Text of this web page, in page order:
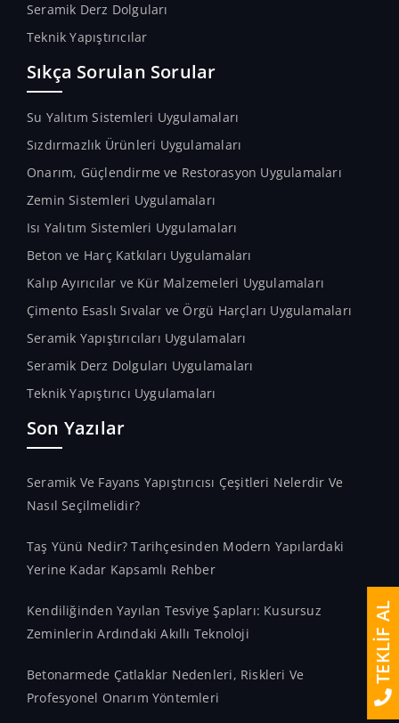
Seramik Derz Dolguları
Teknik Yapıştırıcılar
Sıkça Sorulan Sorular
Su Yalıtım Sistemleri Uygulamaları
Sızdırmazlık Ürünleri Uygulamaları
Onarım, Güçlendirme ve Restorasyon Uygulamaları
Zemin Sistemleri Uygulamaları
Isı Yalıtım Sistemleri Uygulamaları
Beton ve Harç Katkıları Uygulamaları
Kalıp Ayırıcılar ve Kür Malzemeleri Uygulamaları
Çimento Esaslı Sıvalar ve Örgü Harçları Uygulamaları
Seramik Yapıştırıcıları Uygulamaları
Seramik Derz Dolguları Uygulamaları
Teknik Yapıştırıcı Uygulamaları
Son Yazılar
Seramik Ve Fayans Yapıştırıcısı Çeşitleri Nelerdir Ve
Nasıl Seçilmelidir?
Taş Yünü Nedir? Tarihçesinden Modern Yapılardaki
Yerine Kadar Kapsamlı Rehber
Kendiliğinden Yayılan Tesviye Şapları: Kusursuz
Zeminlerin Ardındaki Akıllı Teknoloji
Betonarmede Çatlaklar Nedenleri, Riskleri Ve
Profesyonel Onarım Yöntemleri
TEKLİF AL